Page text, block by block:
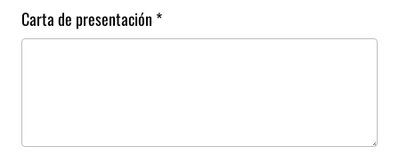
Carta de presentación *